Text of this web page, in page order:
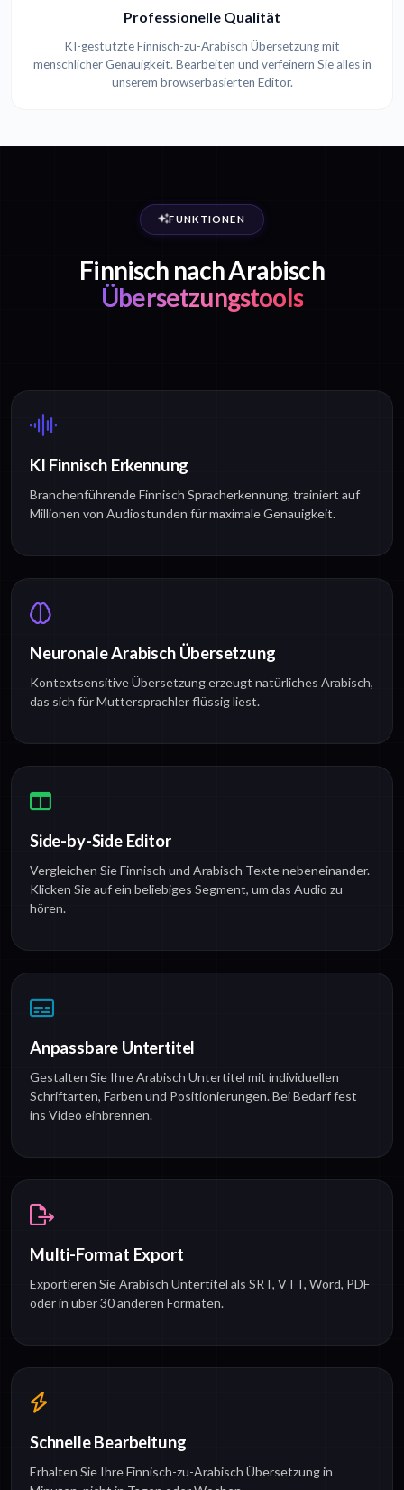
Professionelle Qualität
KI-gestützte Finnisch-zu-Arabisch Übersetzung mit
menschlicher Genauigkeit. Bearbeiten und verfeinern Sie alles in
unserem browserbasierten Editor.
FUNKTIONEN
Finnisch nach Arabisch
Übersetzungstools
KI Finnisch Erkennung
Branchenführende Finnisch Spracherkennung, trainiert auf
Millionen von Audiostunden für maximale Genauigkeit.
Neuronale Arabisch Übersetzung
Kontextsensitive Übersetzung erzeugt natürliches Arabisch,
das sich für Muttersprachler flüssig liest.
Side-by-Side Editor
Vergleichen Sie Finnisch und Arabisch Texte nebeneinander.
Klicken Sie auf ein beliebiges Segment, um das Audio zu
hören.
Anpassbare Untertitel
Gestalten Sie Ihre Arabisch Untertitel mit individuellen
Schriftarten, Farben und Positionierungen. Bei Bedarf fest
ins Video einbrennen.
Multi-Format Export
Exportieren Sie Arabisch Untertitel als SRT, VTT, Word, PDF
oder in über 30 anderen Formaten.
Schnelle Bearbeitung
Erhalten Sie Ihre Finnisch-zu-Arabisch Übersetzung in